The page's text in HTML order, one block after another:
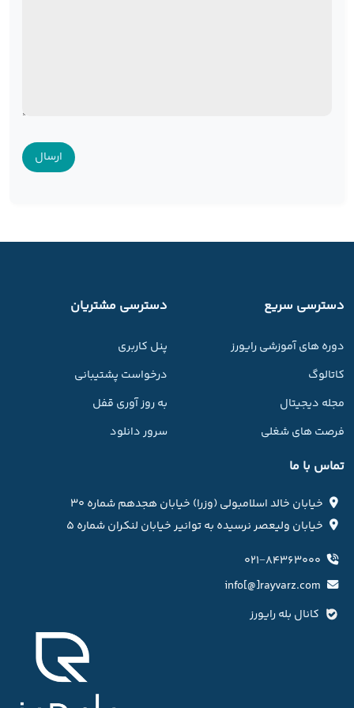
دسترسی سریع
دوره های آموزشی رایورز
کاتالوگ
مجله دیجیتال
فرصت های شغلی
دسترسی مشتریان
پنل کاربری
درخواست پشتیبانی
به روز آوری قفل
سرور دانلود
تماس با ما
خیابان خالد اسلامبولی (وزرا) خیابان هجدهم شماره ۳۰
خیابان ولیعصر نرسیده به توانیر خیابان لنکران شماره ۵
۰۲۱−۸۴۳۶۳۰۰۰
info[@]rayvarz.com
کانال بله رایورز